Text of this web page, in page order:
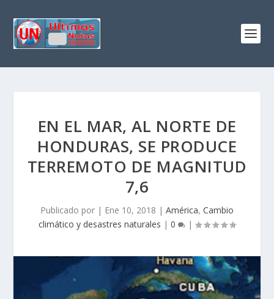
EN EL MAR, AL NORTE DE
HONDURAS, SE PRODUCE
TERREMOTO DE MAGNITUD
7,6
Publicado por | Ene 10, 2018 | América, Cambio
climático y desastres naturales | 0 |